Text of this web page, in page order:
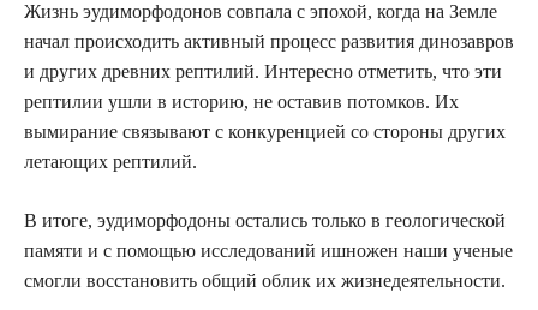
Жизнь эудиморфодонов совпала с эпохой, когда на Земле
начал происходить активный процесс развития динозавров
и других древних рептилий. Интересно отметить, что эти
рептилии ушли в историю, не оставив потомков. Их
вымирание связывают с конкуренцией со стороны других
летающих рептилий.
В итоге, эудиморфодоны остались только в геологической
памяти и с помощью исследований ишножен наши ученые
смогли восстановить общий облик их жизнедеятельности.